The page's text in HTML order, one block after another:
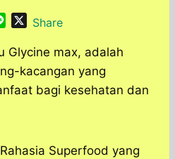
n
e
XShare
Glycine max, adalah
kacangan yang
bagi kesehatan dan